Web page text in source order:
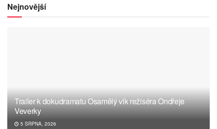
Nejnovější
Trailer k dokudramatu Osamělý vlk režiséra Ondřeje
Veverky
5 SRPNA, 2026